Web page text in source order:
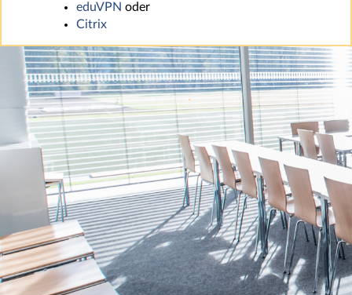
eduVPN oder
Citrix